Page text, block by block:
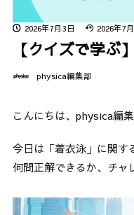
2026年7月3日 2026年7
【クイズで学ぶ
physica編集部
こんにちは、physica編集
今日は「着衣泳」に関す
何問正解できるか、チャ